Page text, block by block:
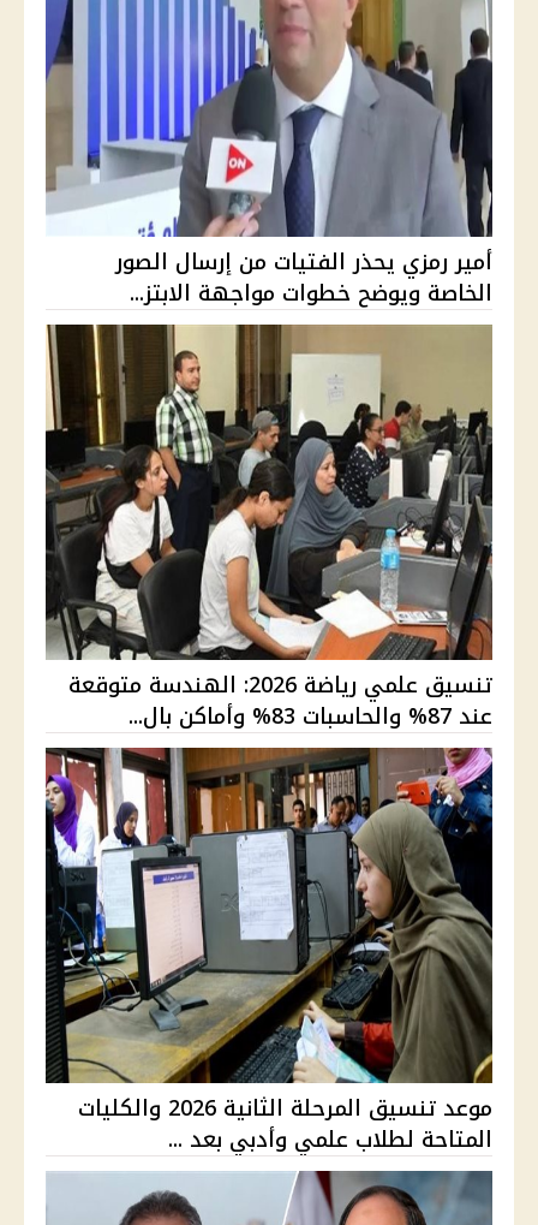
أمير رمزي يحذر الفتيات من إرسال الصور
الخاصة ويوضح خطوات مواجهة الابتز...
تنسيق علمي رياضة 2026: الهندسة متوقعة
عند 87% والحاسبات 83% وأماكن بال...
موعد تنسيق المرحلة الثانية 2026 والكليات
المتاحة لطلاب علمي وأدبي بعد ...